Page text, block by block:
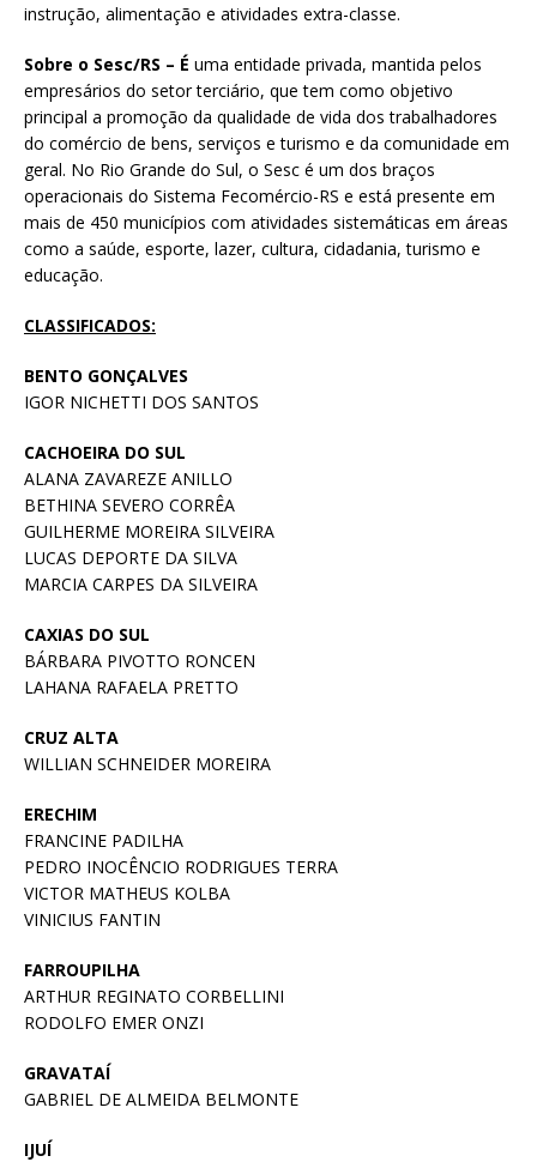
instrução, alimentação e atividades extra-classe.
Sobre o Sesc/RS – É uma entidade privada, mantida pelos
empresários do setor terciário, que tem como objetivo
principal a promoção da qualidade de vida dos trabalhadores
do comércio de bens, serviços e turismo e da comunidade em
geral. No Rio Grande do Sul, o Sesc é um dos braços
operacionais do Sistema Fecomércio-RS e está presente em
mais de 450 municípios com atividades sistemáticas em áreas
como a saúde, esporte, lazer, cultura, cidadania, turismo e
educação.
CLASSIFICADOS:
BENTO GONÇALVES
IGOR NICHETTI DOS SANTOS
CACHOEIRA DO SUL
ALANA ZAVAREZE ANILLO
BETHINA SEVERO CORRÊA
GUILHERME MOREIRA SILVEIRA
LUCAS DEPORTE DA SILVA
MARCIA CARPES DA SILVEIRA
CAXIAS DO SUL
BÁRBARA PIVOTTO RONCEN
LAHANA RAFAELA PRETTO
CRUZ ALTA
WILLIAN SCHNEIDER MOREIRA
ERECHIM
FRANCINE PADILHA
PEDRO INOCÊNCIO RODRIGUES TERRA
VICTOR MATHEUS KOLBA
VINICIUS FANTIN
FARROUPILHA
ARTHUR REGINATO CORBELLINI
RODOLFO EMER ONZI
GRAVATAÍ
GABRIEL DE ALMEIDA BELMONTE
IJUÍ